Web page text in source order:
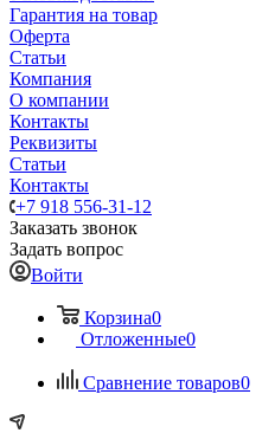
Гарантия на товар
Оферта
Статьи
Компания
О компании
Контакты
Реквизиты
Статьи
Контакты
+7 918 556-31-12
Заказать звонок
Задать вопрос
Войти
Корзина0
Отложенные0
Сравнение товаров0